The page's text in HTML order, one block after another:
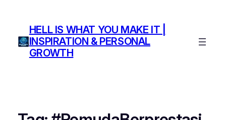
HELL IS WHAT YOU MAKE IT |
INSPIRATION & PERSONAL
GROWTH